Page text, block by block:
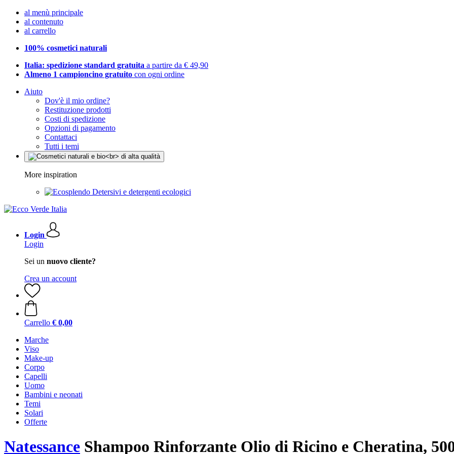
al menù principale
al contenuto
al carrello
100% cosmetici naturali
Italia: spedizione standard gratuita a partire da € 49,90
Almeno 1 campioncino gratuito con ogni ordine
Aiuto
Dov'è il mio ordine?
Restituzione prodotti
Costi di spedizione
Opzioni di pagamento
Contattaci
Tutti i temi
More inspiration
Detersivi e detergenti ecologici
Login
Login
Sei un nuovo cliente?
Crea un account
Carrello € 0,00
Marche
Viso
Make-up
Corpo
Capelli
Uomo
Bambini e neonati
Temi
Solari
Offerte
Natessance Shampoo Rinforzante Olio di Ricino e Cheratina,